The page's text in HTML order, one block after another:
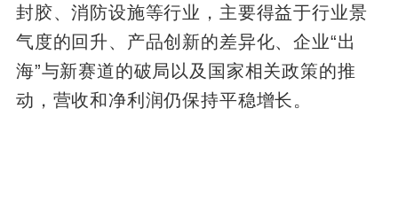
封胶、消防设施等行业，主要得益于行业景
气度的回升、产品创新的差异化、企业“出
海”与新赛道的破局以及国家相关政策的推
动，营收和净利润仍保持平稳增长。